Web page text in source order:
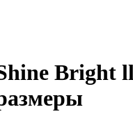
Bright